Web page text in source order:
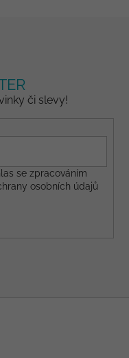
či slevy!
se zpracováním
osobních údajů